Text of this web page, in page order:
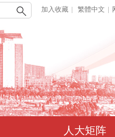
加入收藏 繁體中文
人大矩阵